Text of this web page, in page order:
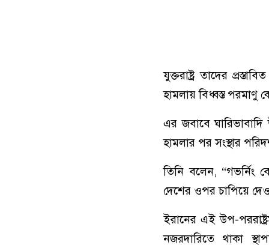
যুক্তরাষ্ট্র তাদের
হামলায় বিধ্বস্ত পরমাণু
এর জবাবে
হামলার পর সংস্থার
তিনি বলেন, “গভর্নিং
দেশের ওপর চাপিয়ে
ইরানের এই উপ-
নজরদারিতে থাকা